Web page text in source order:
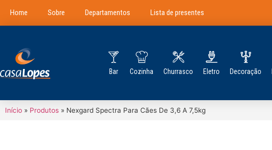
Home Sobre Departamentos Lista de presentes
Bar Cozinha Churrasco Eletro Decoração
Início » Produtos » Nexgard Spectra Para Cães De 3,6 A 7,5kg